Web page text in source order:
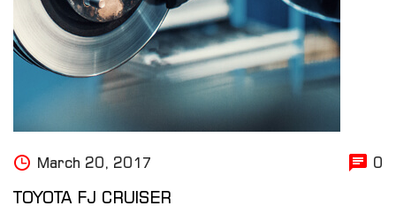
March 20, 2017 0
TOYOTA FJ CRUISER